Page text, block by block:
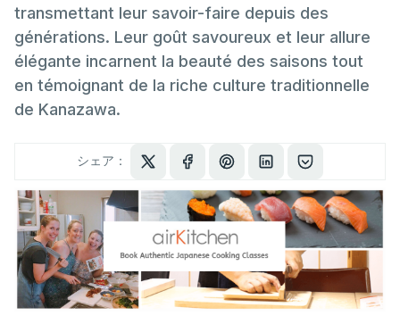
transmettant leur savoir-faire depuis des
générations. Leur goût savoureux et leur allure
élégante incarnent la beauté des saisons tout
en témoignant de la riche culture traditionnelle
de Kanazawa.
シェア：